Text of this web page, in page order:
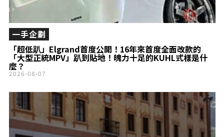
「超低趴」Elgrand首度公開！16年來首度全面改款的
「大型正統MPV」趴到貼地！魄力十足的KUHL式樣是什
麼？
一手企劃
2026-08-07